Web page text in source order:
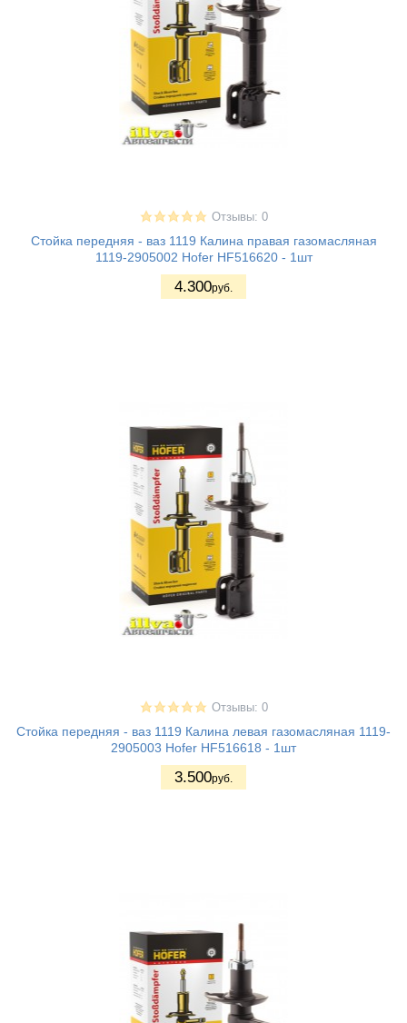
Отзывы: 0
Стойка передняя - ваз 1119 Калина правая газомасляная
1119-2905002 Hofer HF516620 - 1шт
4.300руб.
Отзывы: 0
Стойка передняя - ваз 1119 Калина левая газомасляная 1119-
2905003 Hofer HF516618 - 1шт
3.500руб.